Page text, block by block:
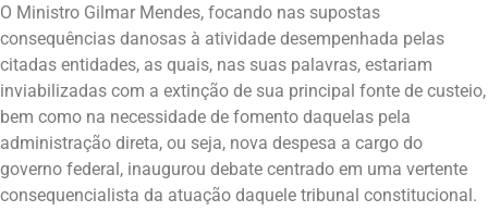
O Ministro Gilmar Mendes, focando nas supostas
consequências danosas à atividade desempenhada pelas
citadas entidades, as quais, nas suas palavras, estariam
inviabilizadas com a extinção de sua principal fonte de custeio,
bem como na necessidade de fomento daquelas pela
administração direta, ou seja, nova despesa a cargo do
governo federal, inaugurou debate centrado em uma vertente
consequencialista da atuação daquele tribunal constitucional.